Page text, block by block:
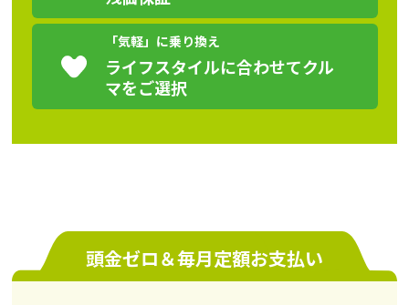
「気軽」に乗り換え
ライフスタイルに合わせてクル
マをご選択
頭金ゼロ＆毎月定額お支払い